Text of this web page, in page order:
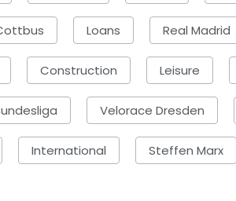
Loans Real Madrid
Construction Leisure
Velorace Dresden
International Steffen Marx